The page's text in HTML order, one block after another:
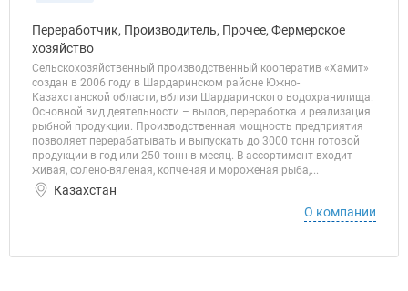
Переработчик, Производитель, Прочее, Фермерское
хозяйство
Сельскохозяйственный производственный кооператив «Хамит»
создан в 2006 году в Шардаринском районе Южно-
Казахстанской области, вблизи Шардаринского водохранилища.
Основной вид деятельности – вылов, переработка и реализация
рыбной продукции. Производственная мощность предприятия
позволяет перерабатывать и выпускать до 3000 тонн готовой
продукции в год или 250 тонн в месяц. В ассортимент входит
живая, солено-вяленая, копченая и мороженая рыба,...
Казахстан
О компании